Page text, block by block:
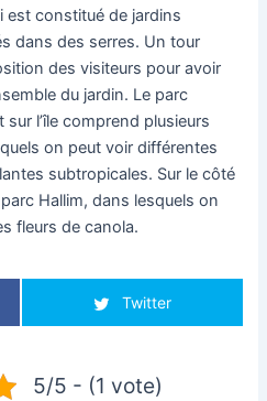
est constitué de jardins
dans des serres. Un tour
des visiteurs pour avoir
du jardin. Le parc
sur l’île comprend plusieurs
on peut voir différentes
subtropicales. Sur le côté
Hallim, dans lesquels on
fleurs de canola.
Twitter
5/5 - (1 vote)